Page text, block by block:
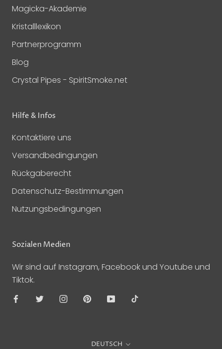
Magicka-Akademie
Kristalllexikon
Partnerprogramm
Blog
Crystal Pipes - SpiritSmoke.net
Hilfe & Infos
Kontaktiere uns
Versandbedingungen
Rückgaberecht
Datenschutz-Bestimmungen
Nutzungsbedingungen
Sozialen Medien
Wir sind auf Instagram, Facebook und Youtube und
Tiktok.
Sprache
DEUTSCH